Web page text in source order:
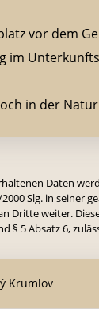
vor dem
im
in der Natur
Daten
Slg. in seiner
Dritte weiter.
§ 5 Absatz 6,
Krumlov